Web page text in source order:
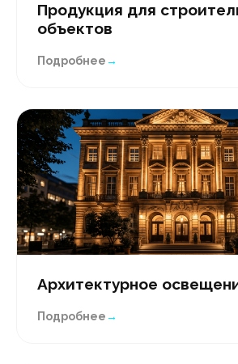
Продукция для
объектов
Подробнее→
Архитектурное
Подробнее→